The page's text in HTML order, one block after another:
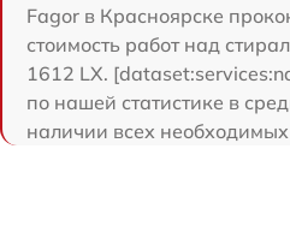
Fagor в Красноярске
стоимость работ над
1612 LX.
по нашей статистике в
наличии всех необходимых